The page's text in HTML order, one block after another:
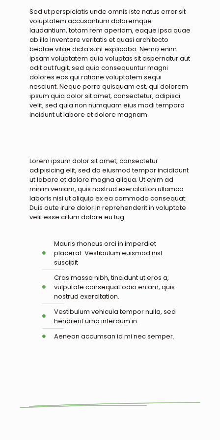
Sed ut perspiciatis unde omnis iste natus error sit
voluptatem accusantium doloremque
laudantium, totam rem aperiam, eaque ipsa quae
ab illo inventore veritatis et quasi architecto
beatae vitae dicta sunt explicabo. Nemo enim
ipsam voluptatem quia voluptas sit aspernatur aut
odit aut fugit, sed quia consequuntur magni
dolores eos qui ratione voluptatem sequi
nesciunt. Neque porro quisquam est, qui dolorem
ipsum quia dolor sit amet, consectetur, adipisci
velit, sed quia non numquam eius modi tempora
incidunt ut labore et dolore magnam.
Lorem ipsum dolor sit amet, consectetur
adipisicing elit, sed do eiusmod tempor incididunt
ut labore et dolore magna aliqua. Ut enim ad
minim veniam, quis nostrud exercitation ullamco
laboris nisi ut aliquip ex ea commodo consequat.
Duis aute irure dolor in reprehenderit in voluptate
velit esse cillum dolore eu fug.
Mauris rhoncus orci in imperdiet
placerat. Vestibulum euismod nisl
suscipit
Cras massa nibh, tincidunt ut eros a,
vulputate consequat odio eniam, quis
nostrud exercitation.
Vestibulum vehicula tempor nulla, sed
hendrerit urna interdum in.
Aenean accumsan id mi nec semper.